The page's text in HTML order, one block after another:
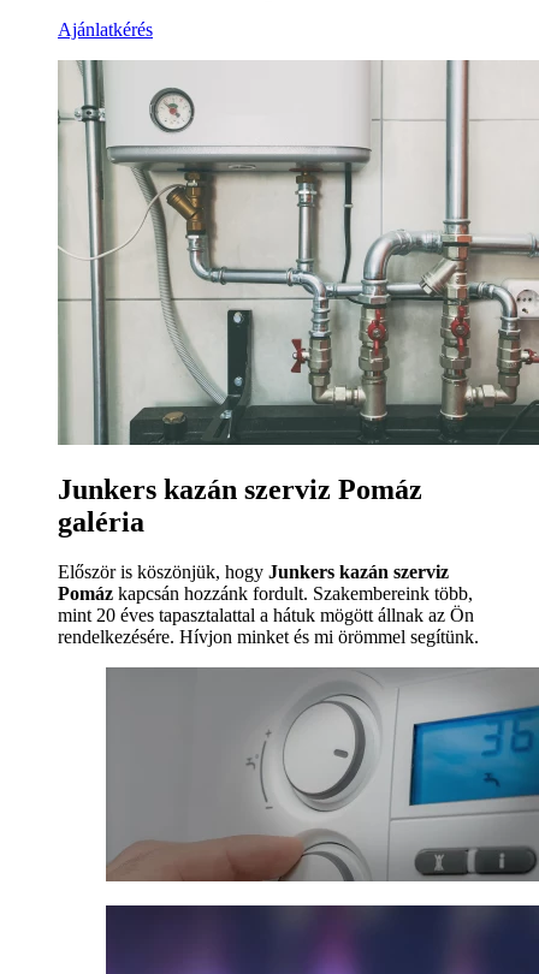
Ajánlatkérés
Junkers kazán szerviz Pomáz
galéria
Először is köszönjük, hogy Junkers kazán szerviz
Pomáz kapcsán hozzánk fordult. Szakembereink több,
mint 20 éves tapasztalattal a hátuk mögött állnak az Ön
rendelkezésére. Hívjon minket és mi örömmel segítünk.